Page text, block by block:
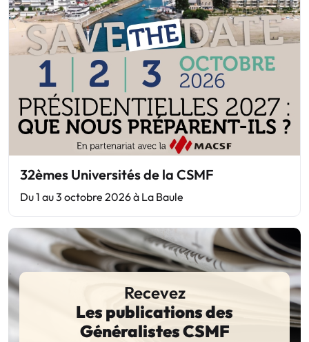
32èmes Universités de la CSMF
Du 1 au 3 octobre 2026 à La Baule
Recevez
Les publications des
Généralistes CSMF